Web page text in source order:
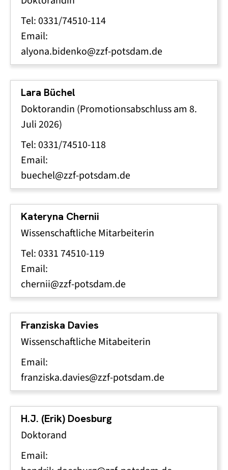
Tel: 0331/74510-114
Email:
alyona.bidenko@zzf-potsdam.de
Lara Büchel
Doktorandin (Promotionsabschluss am 8.
Juli 2026)
Tel: 0331/74510-118
Email:
buechel@zzf-potsdam.de
Kateryna Chernii
Wissenschaftliche Mitarbeiterin
Tel: 0331 74510-119
Email:
chernii@zzf-potsdam.de
Franziska Davies
Wissenschaftliche Mitabeiterin
Email:
franziska.davies@zzf-potsdam.de
H.J. (Erik) Doesburg
Doktorand
Email: